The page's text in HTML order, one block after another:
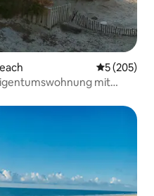
5 (205)
mit